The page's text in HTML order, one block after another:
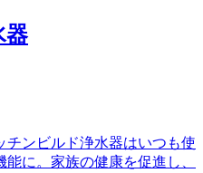
器
チンビルド浄水器はいつも使
に。家族の健康を促進し、